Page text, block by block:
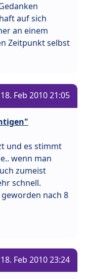
auf sich
an einem
Zeitpunkt selbst
18. Feb 2010 21:05
und es stimmt
wenn man
zumeist
schnell.
nach 8
18. Feb 2010 23:24